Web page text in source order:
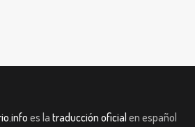
es la traducción oficial en español